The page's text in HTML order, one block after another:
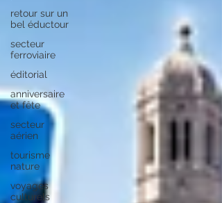
retour sur un
bel éductour
secteur
ferroviaire
éditorial
anniversaire
et fête
secteur
aérien
tourisme
nature
voyages
culturels